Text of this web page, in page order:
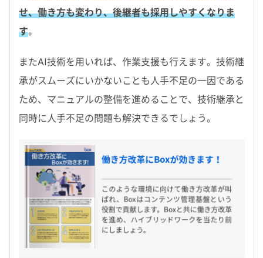
せ、働き方も変わり、後継者も採用しやすくなりま
す。
またAI技術を用いれば、作業支援も行えます。技術継
承がスムーズにいかないことも人手不足の一因である
ため、マニュアルの整備を進めることで、技術継承と
同時に人手不足の問題も解決できるでしょう。